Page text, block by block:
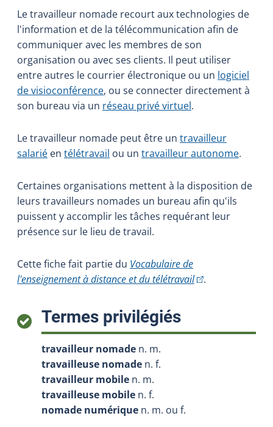
Le travailleur nomade recourt aux technologies de
l'information et de la télécommunication afin de
communiquer avec les membres de son
organisation ou avec ses clients. Il peut utiliser
entre autres le courrier électronique ou un logiciel
de visioconférence, ou se connecter directement à
son bureau via un réseau privé virtuel.
Le travailleur nomade peut être un travailleur
salarié en télétravail ou un travailleur autonome.
Certaines organisations mettent à la disposition de
leurs travailleurs nomades un bureau afin qu'ils
puissent y accomplir les tâches requérant leur
présence sur le lieu de travail.
Cette fiche fait partie du Vocabulaire de
l'enseignement à distance et du télétravail(Cet hyperlien
.
Termes privilégiés:
travailleur nomade n. m.
travailleuse nomade n. f.
travailleur mobile n. m.
travailleuse mobile n. f.
nomade numérique n. m. ou f.